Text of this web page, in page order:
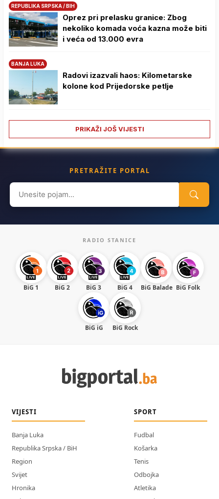
REPUBLIKA SRPSKA / BIH
Oprez pri prelasku granice: Zbog
nekoliko komada voća kazna može biti
i veća od 13.000 evra
BANJA LUKA
Radovi izazvali haos: Kilometarske
kolone kod Prijedorske petlje
PRIKAŽI JOŠ VIJESTI
PRETRAŽITE PORTAL
Search
for:
RADIO STANICE
BiG 1 BiG 2 BiG 3 BiG 4 BiG Balade BiG Folk
BiG iG BiG Rock
VIJESTI
Banja Luka
Republika Srpska / BiH
Region
Svijet
Hronika
SPORT
Fudbal
Košarka
Tenis
Odbojka
Atletika